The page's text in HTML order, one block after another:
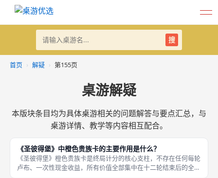
搜
首页 › 解疑 › 第155页
桌游解疑
本版块条目均为具体桌游相关的问题解答与要点汇总，与
桌游详情、教学等内容相互配合。
《圣彼得堡》中橙色贵族卡的主要作用是什么？
《圣彼得堡》橙色贵族卡是终局计分的核心支柱，不存在任何每轮
卢布、一次性现金收益，所有价值全部集中在十二轮结束后的全局